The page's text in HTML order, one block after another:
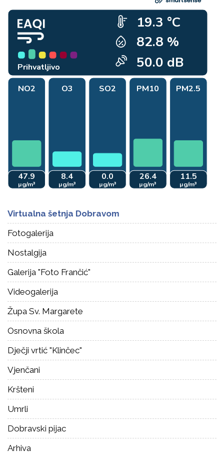
Virtualna šetnja Dobravom
Fotogalerija
Nostalgija
Galerija "Foto Frančić"
Videogalerija
Župa Sv. Margarete
Osnovna škola
Dječji vrtić "Klinčec"
Vjenčani
Kršteni
Umrli
Dobravski pijac
Arhiva